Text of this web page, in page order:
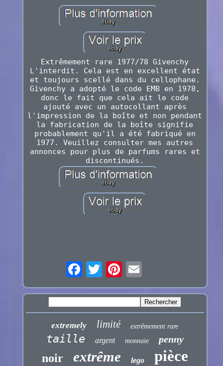
Extrêmement rare 1977/78 Givenchy
L'interdit. Cela est en excellent état
et toujours scellé dans du cellophane.
Givenchy a adopté le code EMB en 1978,
donc le fait que cela ait le code
ajouté avec un autocollant après
l'impression de la boîte et non pendant
la fabrication de la boîte signifie
probablement qu'il a été fabriqué en
1977. Veuillez consulter mes autres
annonces pour plus de parfums rares et
discontinués.
extremely limité extrêmement rare
taille argent monnaie penny
noir extrême lego pièce